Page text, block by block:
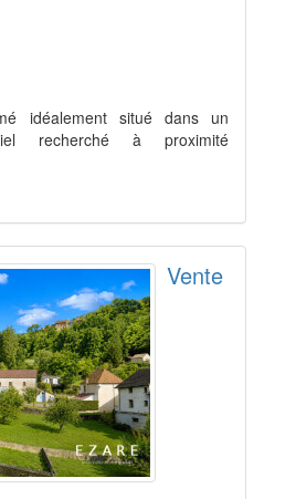
idéalement situé dans un
recherché à proximité
Vente